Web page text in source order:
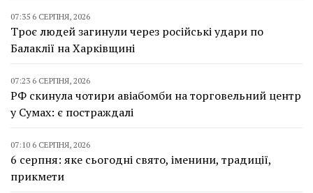
07:35 6 СЕРПНЯ, 2026
Троє людей загинули через російські удари по
Балаклії на Харківщині
07:23 6 СЕРПНЯ, 2026
РФ скинула чотири авіабомби на торговельний центр
у Сумах: є постраждалі
07:10 6 СЕРПНЯ, 2026
6 серпня: яке сьогодні свято, іменини, традиції,
прикмети